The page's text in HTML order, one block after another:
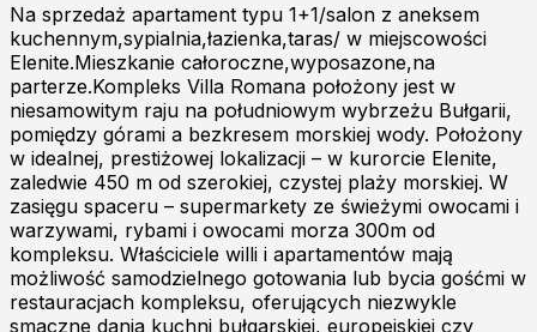
Na sprzedaż apartament typu 1+1/salon z aneksem
kuchennym,sypialnia,łazienka,taras/ w miejscowości
Elenite.Mieszkanie całoroczne,wyposazone,na
parterze.Kompleks Villa Romana położony jest w
niesamowitym raju na południowym wybrzeżu Bułgarii,
pomiędzy górami a bezkresem morskiej wody. Położony
w idealnej, prestiżowej lokalizacji – w kurorcie Elenite,
zaledwie 450 m od szerokiej, czystej plaży morskiej. W
zasięgu spaceru – supermarkety ze świeżymi owocami i
warzywami, rybami i owocami morza 300m od
kompleksu. Właściciele willi i apartamentów mają
możliwość samodzielnego gotowania lub bycia gośćmi w
restauracjach kompleksu, oferujących niezwykle
smaczne dania kuchni bułgarskiej, europejskiej czy